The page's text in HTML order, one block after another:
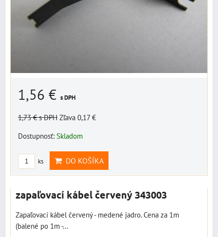
1,56 € s DPH
1,73 €s DPH Zľava 0,17 €
Dostupnosť: Skladom
ks DO KOŠÍKA
zapaľovací kábel červený 343003
Zapaľovací kábel červený - medené jadro. Cena za 1m
(balené po 1m -...